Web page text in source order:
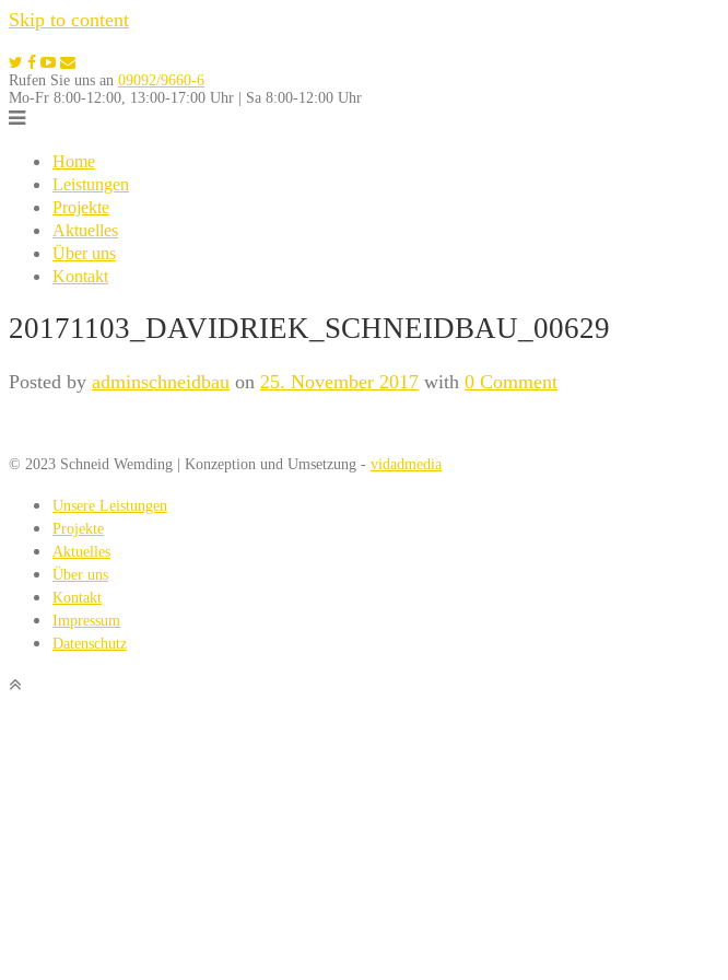
Skip to content
Rufen Sie uns an 09092/9660-6
Mo-Fr 8:00-12:00, 13:00-17:00 Uhr | Sa 8:00-12:00 Uhr
Home
Leistungen
Projekte
Aktuelles
Über uns
Kontakt
20171103_DAVIDRIEK_SCHNEIDBAU_00629
Posted by adminschneidbau on 25. November 2017 with 0 Comment
© 2023 Schneid Wemding | Konzeption und Umsetzung - vidadmedia
Unsere Leistungen
Projekte
Aktuelles
Über uns
Kontakt
Impressum
Datenschutz